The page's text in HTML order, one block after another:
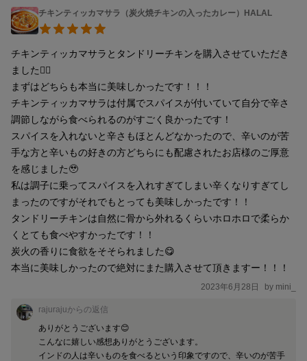
チキンティッカマサラ（炭火焼チキンの入ったカレー）HALAL
チキンティッカマサラとタンドリーチキンを購入させていただき
ました🙇‍♀️
まずはどちらも本当に美味しかったです！！！
チキンティッカマサラは付属でスパイスが付いていて自分で辛さ
調節しながら食べられるのがすごく良かったです！
スパイスを入れないと辛さもほとんどなかったので、辛いのが苦
手な方と辛いもの好きの方どちらにも配慮されたお店様のご厚意
を感じました🥹
私は調子に乗ってスパイスを入れすぎてしまい辛くなりすぎてし
まったのですがそれでもとっても美味しかったです！！
タンドリーチキンは自然に骨から外れるくらいホロホロで柔らか
くとても食べやすかったです！！
炭火の香りに食欲をそそられました😋
本当に美味しかったので絶対にまた購入させて頂きますー！！！
2023年6月28日 by mini_
rajurajuからの返信
ありがとうございます😊
こんなに嬉しい感想ありがとうございます。
インドの人は辛いものを食べるという印象ですので、辛いのが苦手